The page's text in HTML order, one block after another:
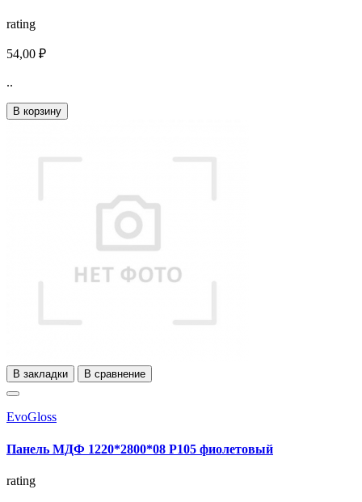
rating
54,00 ₽
..
В корзину
В закладки В сравнение
EvoGloss
Панель МДФ 1220*2800*08 Р105 фиолетовый
rating